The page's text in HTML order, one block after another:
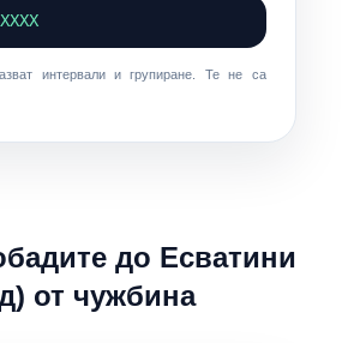
интервали и групиране. Те не са
до Есватини
от чужбина